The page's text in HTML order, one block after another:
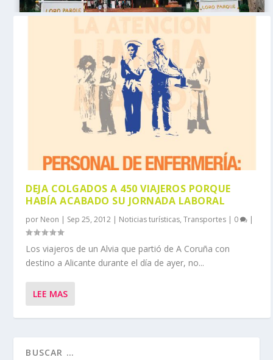
DEJA COLGADOS A 450 VIAJEROS PORQUE
HABÍA ACABADO SU JORNADA LABORAL
por Neon | Sep 25, 2012 | Noticias turísticas,Transportes | 0 |
Los viajeros de un Alvia que partió de A Coruña con
destino a Alicante durante el día de ayer, no...
LEE MAS